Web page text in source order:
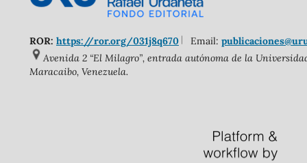
ROR: https://ror.org/031j8q670 Email:
Avenida 2 “El Milagro”, entrada autónoma de la
Maracaibo, Venezuela.